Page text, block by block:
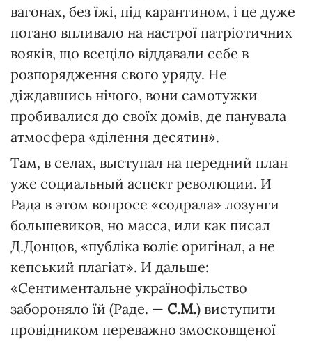
вагонах, без їжі, під карантином, і це дуже
погано впливало на настрої патріотичних
вояків, що всеціло віддавали себе в
розпорядження свого уряду. Не
діждавшись нічого, вони самотужки
пробивалися до своїх домів, де панувала
атмосфера «ділення десятин».
Там, в селах, выступал на передний план
уже социальный аспект революции. И
Рада в этом вопросе «содрала» лозунги
большевиков, но масса, или как писал
Д.Донцов, «публіка воліє оригінал, а не
кепський плагіат». И дальше:
«Сентиментальне українофільство
забороняло їй (Раде. — С.М.) виступити
провідником переважно змосковщеної